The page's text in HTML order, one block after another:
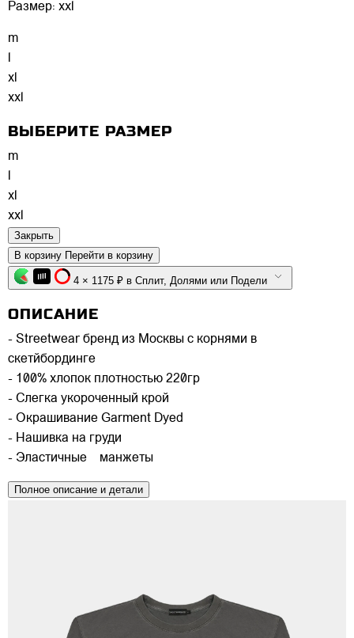
Размер: xxl
m
l
xl
xxl
ВЫБЕРИТЕ РАЗМЕР
m
xl
xxl
Закрыть
В корзину Перейти в корзину
4 × 1175 ₽ в Сплит, Долями или Подели
ОПИСАНИЕ
- Streetwear бренд из Москвы с корнями в
скетйбординге
- 100% хлопок плотностью 220гр
- Слегка укороченный крой
- Окрашивание Garment Dyed
- Нашивка на груди
- Эластичные манжеты
Полное описание и детали